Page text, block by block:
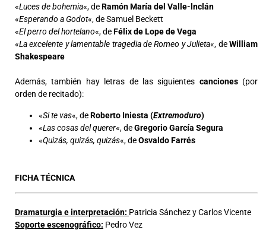
«Luces de bohemia«, deRamón María del Valle-lnclán
«Esperando a Godot«, de Samuel Beckett
«El perro del hortelano«, deFélix de Lope de Vega
«La excelente y lamentable tragedia de Romeo y Julieta«, deWilliam
Shakespeare
Además, también hay letras de las siguientes canciones (por
orden de recitado):
«Si te vas«, deRoberto Iniesta (Extremoduro)
«Las cosas del querer«, deGregorio García Segura
«Quizás, quizás, quizás«, deOsvaldo Farrés
FICHA TÉCNICA
Dramaturgia e interpretación: Patricia Sánchez y Carlos Vicente
Soporte escenográfico: Pedro Vez